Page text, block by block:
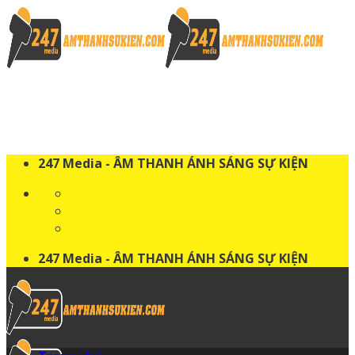
Skip
to
content
247 Media - ÂM THANH ÁNH SÁNG SỰ KIỆN
247 Media - ÂM THANH ÁNH SÁNG SỰ KIỆN